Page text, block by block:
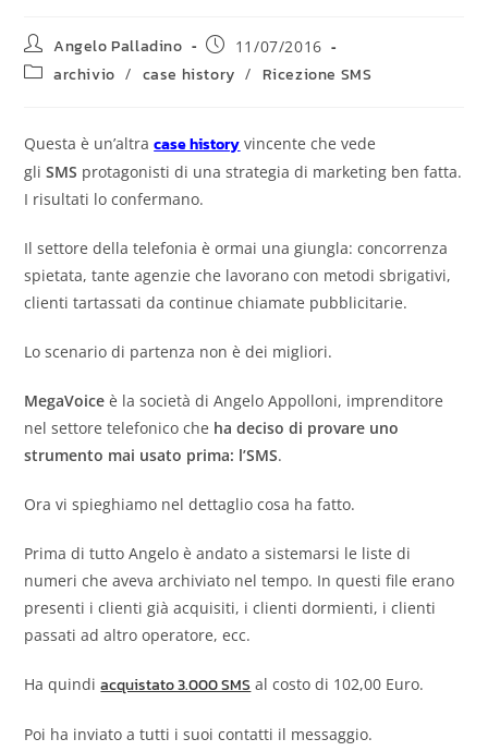
Angelo Palladino 11/07/2016
archivio / case history / Ricezione SMS
Questa è un’altracase historyvincente che vede
gliSMS protagonisti di una strategia di marketing ben fatta.
I risultati lo confermano.
Il settore della telefonia è ormai una giungla: concorrenza
spietata, tante agenzie che lavorano con metodi sbrigativi,
clienti tartassati da continue chiamate pubblicitarie.
Lo scenario di partenza non è dei migliori.
MegaVoiceè la società di Angelo Appolloni, imprenditore
nel settore telefonico che ha deciso di provare uno
strumento mai usato prima: l’SMS.
Ora vi spieghiamo nel dettaglio cosa ha fatto.
Prima di tutto Angelo è andato a sistemarsi le liste di
numeri che aveva archiviato nel tempo. In questi file erano
presenti i clienti già acquisiti, i clienti dormienti, i clienti
passati ad altro operatore, ecc.
Ha quindiacquistato 3.000 SMSal costo di 102,00 Euro.
Poi ha inviato a tutti i suoi contatti il messaggio.